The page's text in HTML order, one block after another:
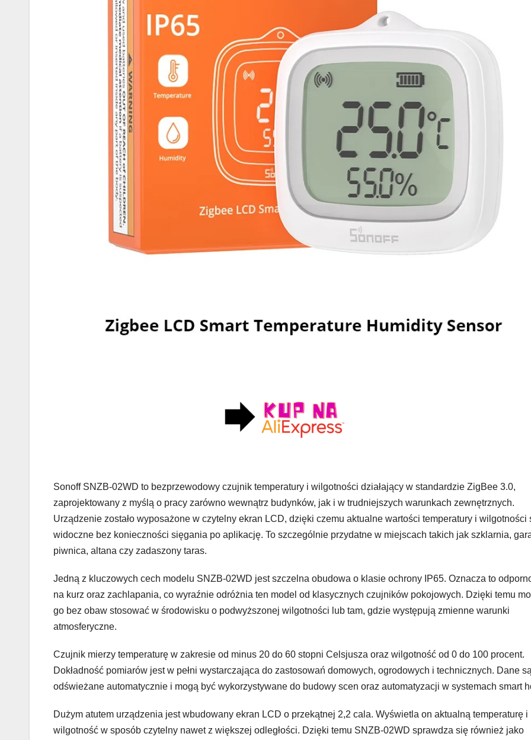
Sonoff SNZB-02WD to bezprzewodowy czujnik temperatury i wilgotności działający w standardzie ZigBee 3.0,
zaprojektowany z myślą o pracy zarówno wewnątrz budynków, jak i w trudniejszych warunkach zewnętrznych.
Urządzenie zostało wyposażone w czytelny ekran LCD, dzięki czemu aktualne wartości temperatury i wilgotności
widoczne bez konieczności sięgania po aplikację. To szczególnie przydatne w miejscach takich jak szklarnia,
piwnica, altana czy zadaszony taras.
Jedną z kluczowych cech modelu SNZB-02WD jest szczelna obudowa o klasie ochrony IP65. Oznacza to
na kurz oraz zachlapania, co wyraźnie odróżnia ten model od klasycznych czujników pokojowych. Dzięki temu
go bez obaw stosować w środowisku o podwyższonej wilgotności lub tam, gdzie występują zmienne warunki
atmosferyczne.
Czujnik mierzy temperaturę w zakresie od minus 20 do 60 stopni Celsjusza oraz wilgotność od 0 do 100 procent.
Dokładność pomiarów jest w pełni wystarczająca do zastosowań domowych, ogrodowych i technicznych. Dane są
odświeżane automatycznie i mogą być wykorzystywane do budowy scen oraz automatyzacji w systemach smart
Dużym atutem urządzenia jest wbudowany ekran LCD o przekątnej 2,2 cala. Wyświetla on aktualną temperaturę i
wilgotność w sposób czytelny nawet z większej odległości. Dzięki temu SNZB-02WD sprawdza się również jako